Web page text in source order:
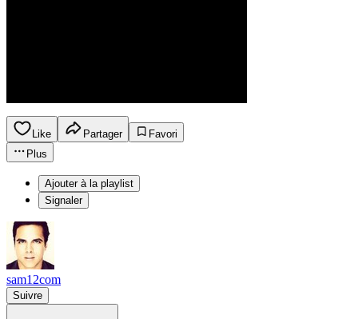
Like Partager
Favori
Plus
Ajouter à la playlist
Signaler
sam12com
Suivre